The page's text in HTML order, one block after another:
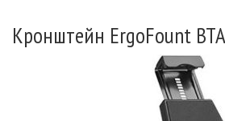
Кронштейн ErgoFount